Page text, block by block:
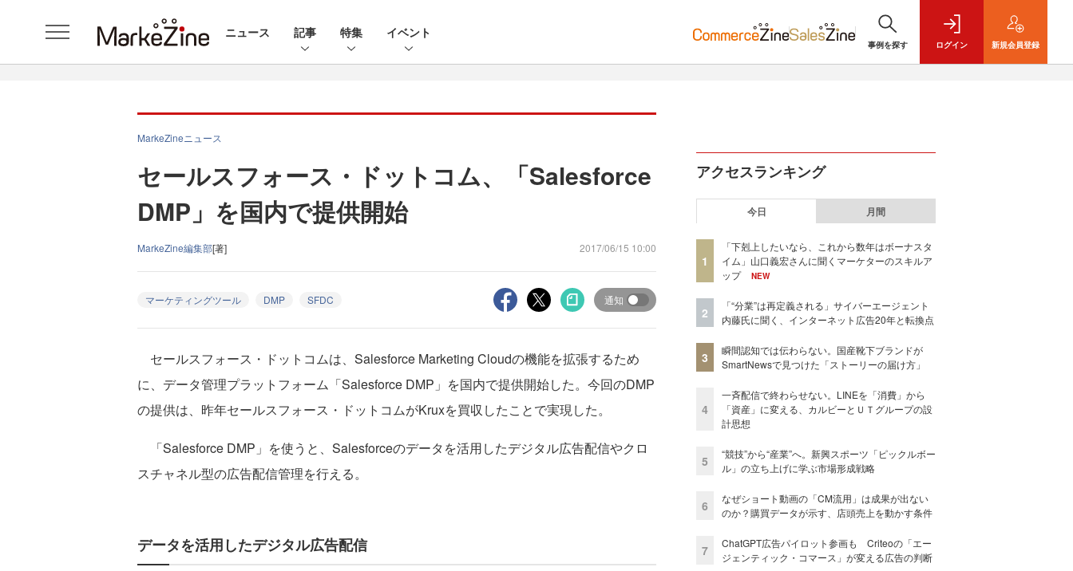
ニュース 記事 特集 イベント
事例を探す ログイン 新規会員登録
MarkeZineニュース
セールスフォース・ドットコム、「Salesforce
DMP」を国内で提供開始
MarkeZine編集部[著] 2017/06/15 10:00
マーケティングツール DMP SFDC 通知
セールスフォース・ドットコムは、Salesforce Marketing Cloudの機能を拡張するため
に、データ管理プラットフォーム「Salesforce DMP」を国内で提供開始した。今回のDMP
の提供は、昨年セールスフォース・ドットコムがKruxを買収したことで実現した。
「Salesforce DMP」を使うと、Salesforceのデータを活用したデジタル広告配信やクロ
スチャネル型の広告配信管理を行える。
データを活用したデジタル広告配信
アクセスランキング
今日 月間
1
「下剋上したいなら、これから数年はボーナスタ
イム」山口義宏さんに聞くマーケターのスキルア
ップ
NEW
2
「“分業”は再定義される」サイバーエージェント
内藤氏に聞く、インターネット広告20年と転換点
3
瞬間認知では伝わらない。国産靴下ブランドが
SmartNewsで見つけた「ストーリーの届け方」
4
一斉配信で終わらせない。LINEを「消費」から
「資産」に変える、カルビーとＵＴグループの設
計思想
5
“競技”から“産業”へ。新興スポーツ「ピックルボー
ル」の立ち上げに学ぶ市場形成戦略
6
なぜショート動画の「CM流用」は成果が出ない
のか？購買データが示す、店頭売上を動かす条件
7
ChatGPT広告パイロット参画も Criteoの「エー
ジェンティック・コマース」が変える広告の判断